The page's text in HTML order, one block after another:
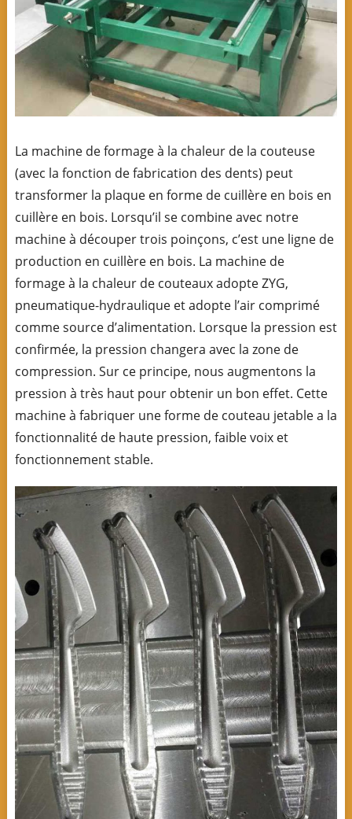
La machine de formage à la chaleur de la couteuse
(avec la fonction de fabrication des dents) peut
transformer la plaque en forme de cuillère en bois en
cuillère en bois. Lorsqu’il se combine avec notre
machine à découper trois poinçons, c’est une ligne de
production en cuillère en bois. La machine de
formage à la chaleur de couteaux adopte ZYG,
pneumatique-hydraulique et adopte l’air comprimé
comme source d’alimentation. Lorsque la pression est
confirmée, la pression changera avec la zone de
compression. Sur ce principe, nous augmentons la
pression à très haut pour obtenir un bon effet. Cette
machine à fabriquer une forme de couteau jetable a la
fonctionnalité de haute pression, faible voix et
fonctionnement stable.